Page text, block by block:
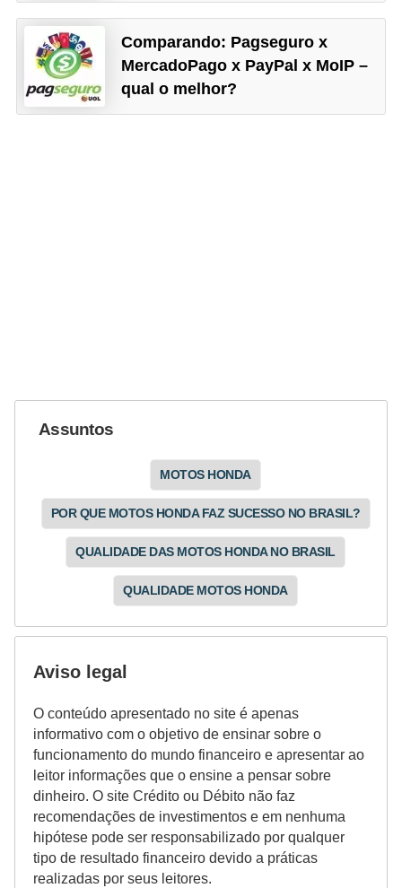
Comparando: Pagseguro x
MercadoPago x PayPal x MoIP –
qual o melhor?
Assuntos
MOTOS HONDA
POR QUE MOTOS HONDA FAZ SUCESSO NO BRASIL?
QUALIDADE DAS MOTOS HONDA NO BRASIL
QUALIDADE MOTOS HONDA
Aviso legal
O conteúdo apresentado no site é apenas
informativo com o objetivo de ensinar sobre o
funcionamento do mundo financeiro e apresentar ao
leitor informações que o ensine a pensar sobre
dinheiro. O site Crédito ou Débito não faz
recomendações de investimentos e em nenhuma
hipótese pode ser responsabilizado por qualquer
tipo de resultado financeiro devido a práticas
realizadas por seus leitores.
e
n
d
a
o
P
a
r
o
g
r
a
m
a
s